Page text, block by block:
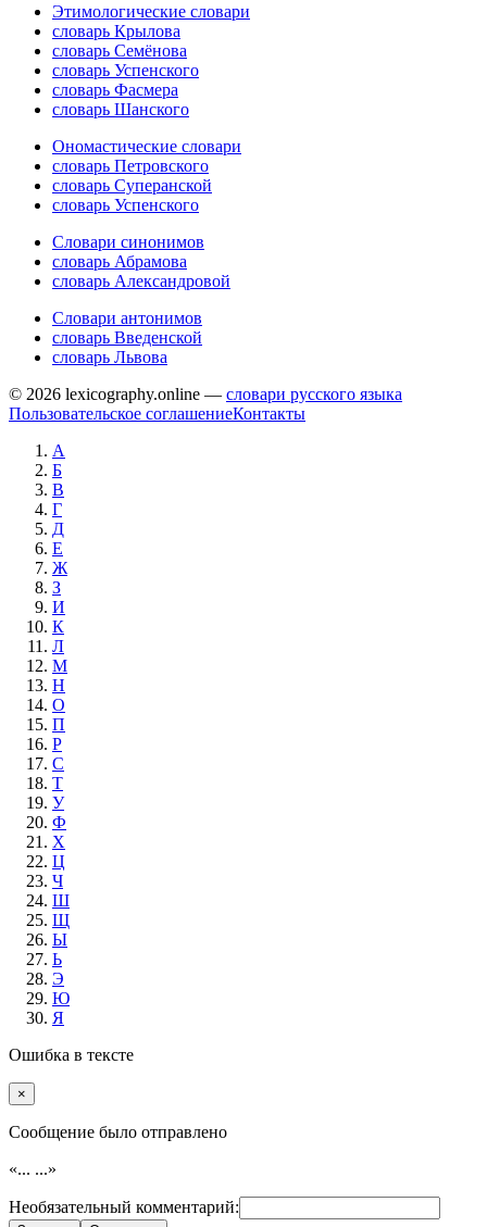
Этимологические словари
словарь Крылова
словарь Семёнова
словарь Успенского
словарь Фасмера
словарь Шанского
Ономастические словари
словарь Петровского
словарь Суперанской
словарь Успенского
Словари синонимов
словарь Абрамова
словарь Александровой
Словари антонимов
словарь Введенской
словарь Львова
© 2026 lexicography.online — словари русского языка
Пользовательское соглашениеКонтакты
А
Б
В
Г
Д
Е
Ж
З
И
К
Л
М
Н
О
П
Р
С
Т
У
Ф
Х
Ц
Ч
Ш
Щ
Ы
Ь
Э
Ю
Я
Ошибка в тексте
×
Cообщение было отправлено
«... ...»
Необязательный комментарий: